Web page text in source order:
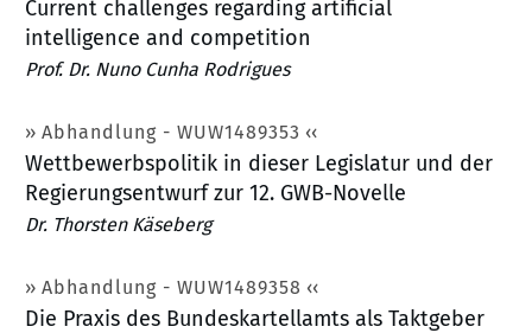
Current challenges regarding artificial
intelligence and competition
Prof. Dr. Nuno Cunha Rodrigues
Abhandlung - WUW1489353
Wettbewerbspolitik in dieser Legislatur und der
Regierungsentwurf zur 12. GWB-Novelle
Dr. Thorsten Käseberg
Abhandlung - WUW1489358
Die Praxis des Bundeskartellamts als Taktgeber